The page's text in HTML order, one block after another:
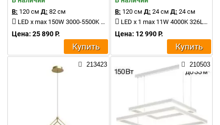
В: 120 см Д: 82 см
LED x max 150W 3000-5500K 12000Lm
Цена: 25 890 Р.
Купить
В: 120 см Д: 24 см Д: 24 см
LED x 1 max 11W 4000K 326Lm
Цена: 12 990 Р.
Купить
213423 210503